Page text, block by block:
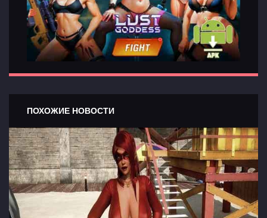
ПОХОЖИЕ НОВОСТИ